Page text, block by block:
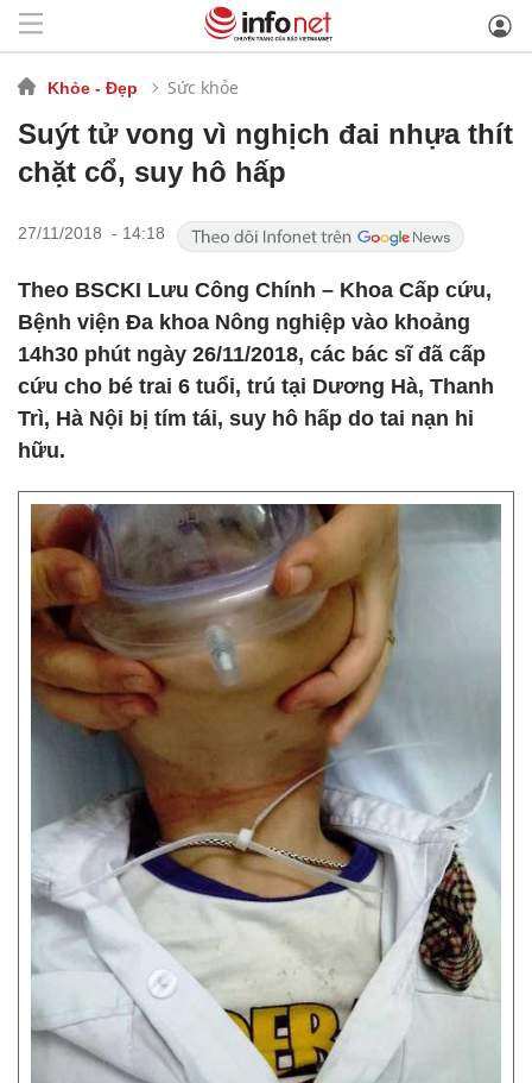
Khỏe - Đẹp Sức khỏe
Suýt tử vong vì nghịch đai nhựa thít
chặt cổ, suy hô hấp
27/11/2018 - 14:18
Theo BSCKI Lưu Công Chính – Khoa Cấp cứu,
Bệnh viện Đa khoa Nông nghiệp vào khoảng
14h30 phút ngày 26/11/2018, các bác sĩ đã cấp
cứu cho bé trai 6 tuổi, trú tại Dương Hà, Thanh
Trì, Hà Nội bị tím tái, suy hô hấp do tai nạn hi
hữu.